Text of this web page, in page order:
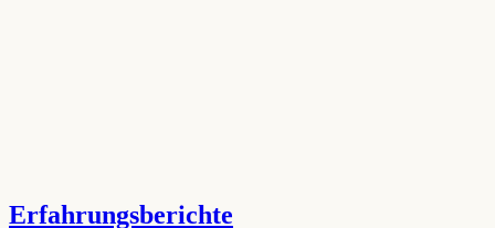
Erfahrungsberichte